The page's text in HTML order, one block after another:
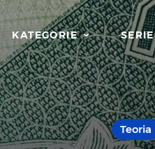
KATEGORIE SERIE
Teoria